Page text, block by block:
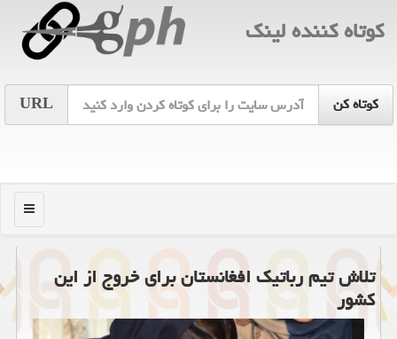
كوتاه كننده لینك
URL
منو
تلاش تیم رباتیک افغانستان برای خروج از این
کشور